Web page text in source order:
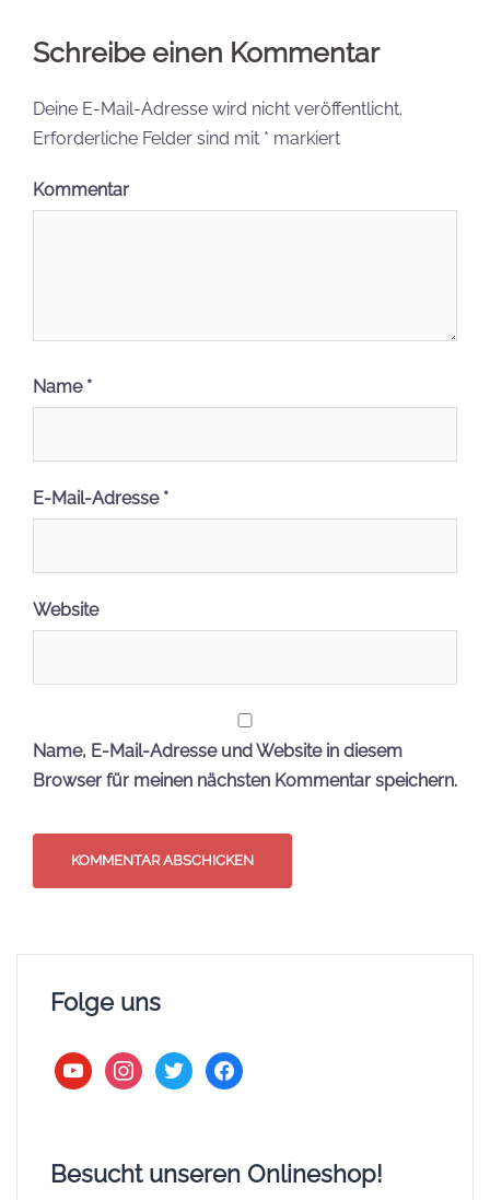
Schreibe einen Kommentar
Deine E-Mail-Adresse wird nicht veröffentlicht.
Erforderliche Felder sind mit * markiert
Kommentar
Name *
E-Mail-Adresse *
Website
Name, E-Mail-Adresse und Website in diesem
Browser für meinen nächsten Kommentar speichern.
Folge uns
youtubeinstagram
twitter facebook
Besucht unseren Onlineshop!